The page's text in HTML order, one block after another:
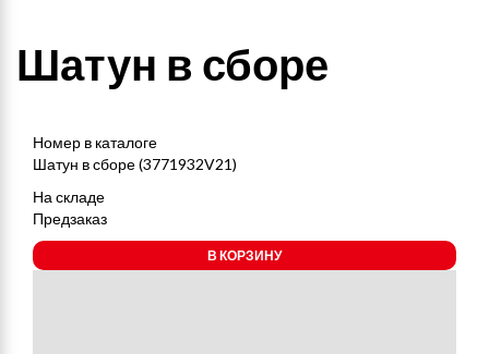
Шатун в сборе
Номер в каталоге
Шатун в сборе (3771932V21)
На складе
Предзаказ
В КОРЗИНУ